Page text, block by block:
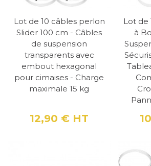
de crochets
fixation de
Les crochets présents dans
sont de quatre types distincts :
vis, qui est le modèle qu’on
économique. Il exige toutefois
permettre de bien serrer le
Lot de 10 câbles perlon
Slider 100 cm - Câbles
de suspension
transparents avec
embout hexagonal
pour cimaises - Charge
maximale 15 kg
Prix
12,90 € HT
Lot de
à